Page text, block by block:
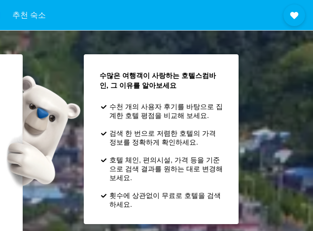
추천 숙소
수많은 여행객이 사랑하는 호텔스컴바
인, 그 이유를 알아보세요
수천 개의 사용자 후기를 바탕으로 집
계한 호텔 평점을 비교해 보세요.
검색 한 번으로 저렴한 호텔의 가격
정보를 정확하게 확인하세요.
호텔 체인, 편의시설, 가격 등을 기준
으로 검색 결과를 원하는 대로 변경해
보세요.
횟수에 상관없이 무료로 호텔을 검색
하세요.